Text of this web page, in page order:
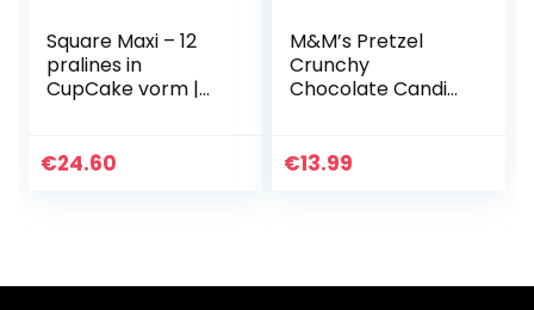
Square Maxi – 12
pralines in
CupCake vorm |
Geschenkidee |
€24.60
M&M’s Pretzel
Crunchy
Chocolate Candies
€13.99